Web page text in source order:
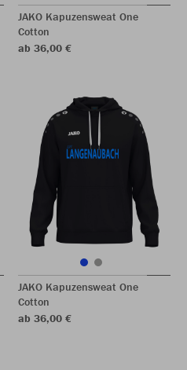
JAKO Kapuzensweat One
Cotton
ab 36,00 €
JAKO Kapuzensweat One
Cotton
ab 36,00 €